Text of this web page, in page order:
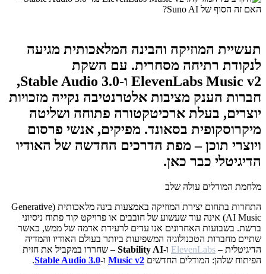
תעשיית המוזיקה והבינה המלאכותית מגיעה
לנקודת רתיחה מסחרית. עם השקת
ElevenLabs Music v2 ו-Stable Audio 3.0,
חברות הענק מציבות אלטרנטיבה נקייה מזכויות
יוצרים, בעלת ארכיטקטורה פתוחה ושליטה
מיקרוסקופית בסאונד. מפיקים, אנשי פרסום
ויוצרי תוכן – מפת הדרכים החדשה של האודיו
הדיגיטלי כבר כאן.
מלחמת המודלים עולה שלב
התחרות בתחום יצירת המוזיקה באמצעות בינה מלאכותית (Generative
AI Music) אינה עוד שעשוע של חובבים או פרויקט קוד פתוח ניסיוני
ברשת. בשבועות האחרונים אנו עדים לרעידת אדמה של ממש, כאשר
שתיים מחברות הטכנולוגיה המשפיעות ביותר בעולם האודיו והמדיה
הדיגיטלית – ElevenLabs ו-Stability AI – שחררו במקביל את חזית
הפיתוח שלהן: המודלים החדשים Music v2 ו-Stable Audio 3.0
.